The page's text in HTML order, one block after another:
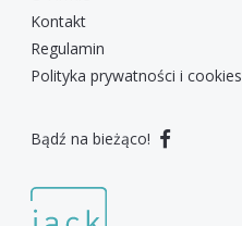
Kontakt
Regulamin
Polityka prywatności i cookies
Bądź na bieżąco!